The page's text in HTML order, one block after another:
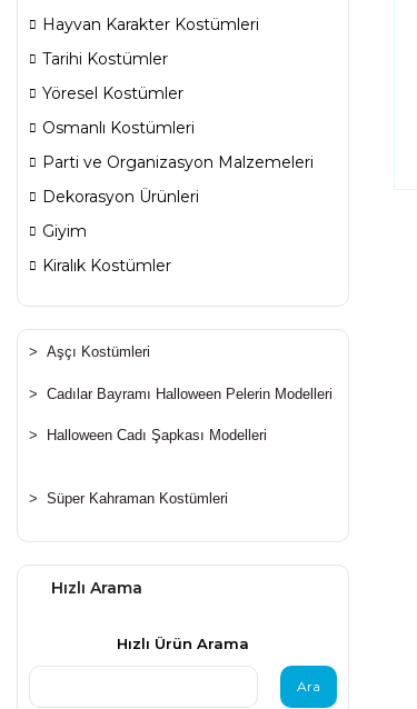
Hayvan Karakter Kostümleri
Tarihi Kostümler
Yöresel Kostümler
Osmanlı Kostümleri
Parti ve Organizasyon Malzemeleri
Dekorasyon Ürünleri
Giyim
Kiralık Kostümler
> Aşçı Kostümleri
> Cadılar Bayramı Halloween Pelerin Modelleri
> Halloween Cadı Şapkası Modelleri
> Süper Kahraman Kostümleri
Hızlı Arama
Hızlı Ürün Arama
Ara